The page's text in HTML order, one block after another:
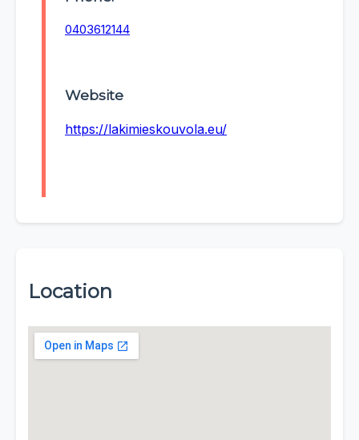
0403612144
Website
https://lakimieskouvola.eu/
Location